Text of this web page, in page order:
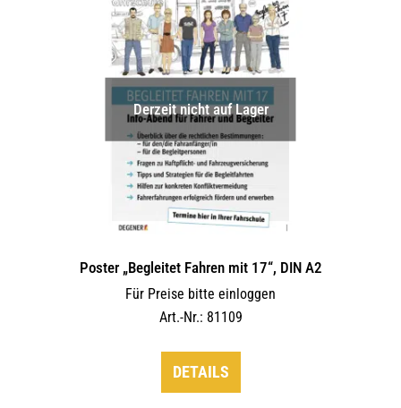
Derzeit nicht auf Lager
Poster „Begleitet Fahren mit 17“, DIN A2
Für Preise bitte einloggen
Art.-Nr.: 81109
DETAILS